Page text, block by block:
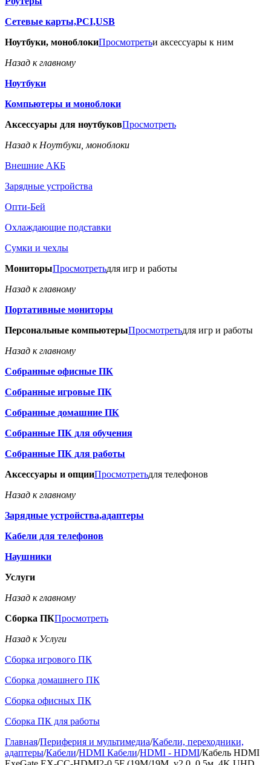
Сетевые карты,PCI,USB
Ноутбуки, моноблокиПросмотретьи аксессуары к ним
Назад к главному
Ноутбуки
Компьютеры и моноблоки
Аксессуары для ноутбуковПросмотреть
Назад к Ноутбуки, моноблоки
Внешние АКБ
Зарядные устройства
Опти-Бей
Охлаждающие подставки
Сумки и чехлы
МониторыПросмотретьдля игр и работы
Назад к главному
Портативные мониторы
Персональные компьютерыПросмотретьдля игр и работы
Назад к главному
Собранные офисные ПК
Собранные игровые ПК
Собранные домашние ПК
Собранные ПК для обучения
Собранные ПК для работы
Аксессуары и опцииПросмотретьдля телефонов
Назад к главному
Зарядные устройства,адаптеры
Кабели для телефонов
Наушники
Услуги
Назад к главному
Сборка ПКПросмотреть
Назад к Услуги
Сборка игрового ПК
Сборка домашнего ПК
Сборка офисных ПК
Сборка ПК для работы
Главная/Периферия и мультимедиа/Кабели, переходники,
адаптеры/Кабели/HDMI Кабели/HDMI - HDMI/Кабель HDMI